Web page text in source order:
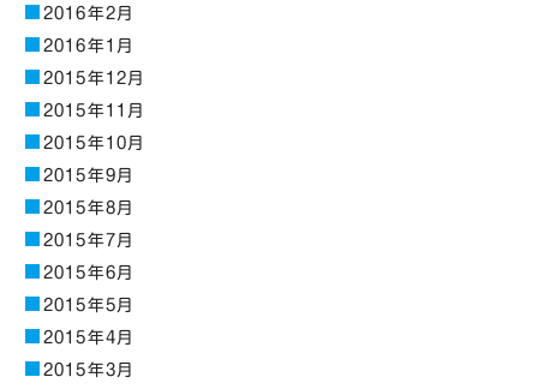
2016年2月
2016年1月
2015年12月
2015年11月
2015年10月
2015年9月
2015年8月
2015年7月
2015年6月
2015年5月
2015年4月
2015年3月